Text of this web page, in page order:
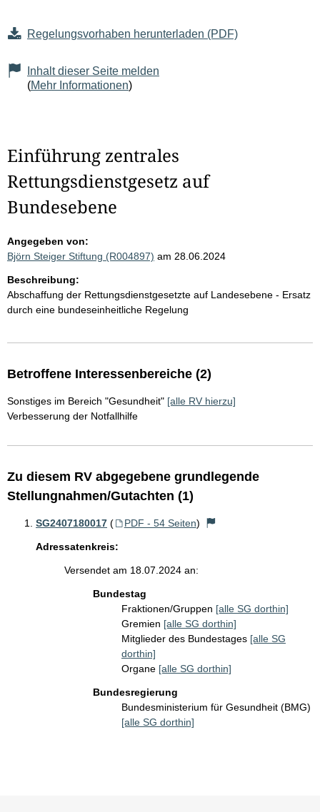
Regelungsvorhaben herunterladen (PDF)
Inhalt dieser Seite melden
(Mehr Informationen)
Einführung zentrales
Rettungsdienstgesetz auf
Bundesebene
Angegeben von:
Björn Steiger Stiftung (R004897) am 28.06.2024
Beschreibung:
Abschaffung der Rettungsdienstgesetzte auf Landesebene - Ersatz
durch eine bundeseinheitliche Regelung
Betroffene Interessenbereiche (2)
Sonstiges im Bereich "Gesundheit" [alle RV hierzu]
Verbesserung der Notfallhilfe
Zu diesem RV abgegebene grundlegende
Stellungnahmen/Gutachten (1)
SG2407180017 ( PDF - 54 Seiten)
Adressatenkreis:
Versendet am 18.07.2024 an:
Bundestag
Fraktionen/Gruppen [alle SG dorthin]
Gremien [alle SG dorthin]
Mitglieder des Bundestages [alle SG
dorthin]
Organe [alle SG dorthin]
Bundesregierung
Bundesministerium für Gesundheit (BMG)
[alle SG dorthin]